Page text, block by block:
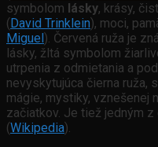
symbolom lásky, krásy,
( David Trinklein), moci,
Miguel ). Červená ruža je
lásky, žltá symbolom
utrpenia z odmietania a
nevyskytujúca čierna ruža,
mágie, mystiky, vznešenej
začiatkov. Je tiež jedným
(Wikipedia).